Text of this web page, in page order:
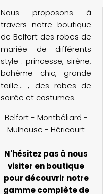
Nous proposons à
travers notre boutique
de Belfort des robes de
mariée de différents
style : princesse, sirène,
bohême chic, grande
taille... , des robes de
soirée et costumes.
Belfort - Montbéliard -
Mulhouse - Héricourt
N'hésitez pas à nous
visiter en boutique
pour découvrir notre
gamme complète de